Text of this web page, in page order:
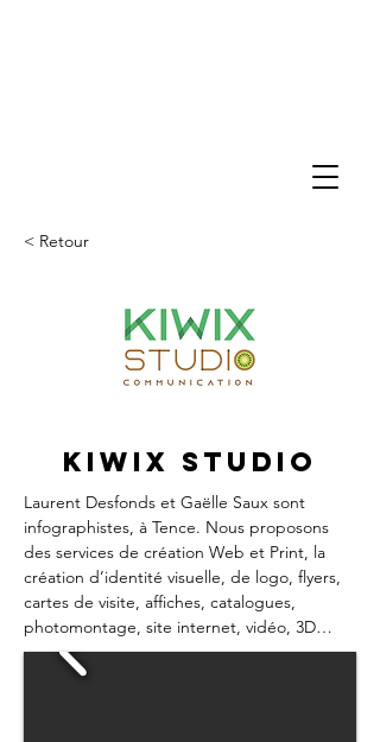
< Retour
Kiwix Studio
Laurent Desfonds et Gaëlle Saux sont
infographistes, à Tence. Nous proposons
des services de création Web et Print, la
création d’identité visuelle, de logo, flyers,
cartes de visite, affiches, catalogues,
photomontage, site internet, vidéo, 3D…